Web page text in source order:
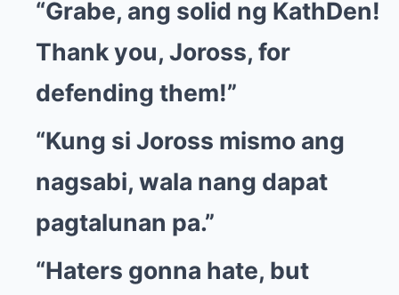
“Grabe, ang solid ng KathDen!
Thank you, Joross, for
defending them!”
“Kung si Joross mismo ang
nagsabi, wala nang dapat
pagtalunan pa.”
“Haters gonna hate, but